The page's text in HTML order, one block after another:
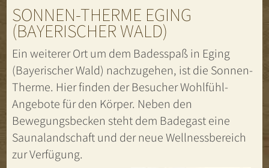
SONNEN-THERME EGING
(BAYERISCHER WALD)
Ein weiterer Ort um dem Badesspaß in Eging
(Bayerischer Wald) nachzugehen, ist die Sonnen-
Therme. Hier finden der Besucher Wohlfühl-
Angebote für den Körper. Neben den
Bewegungsbecken steht dem Badegast eine
Saunalandschaft und der neue Wellnessbereich
zur Verfügung.